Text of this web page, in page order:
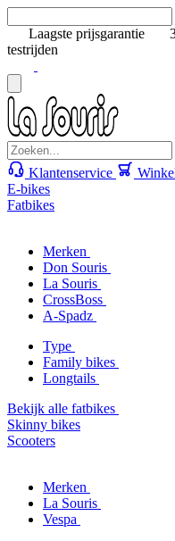
Laagste prijsgarantie
testrijden
Klantenservice
E-bikes
Fatbikes
Merken
Don Souris
La Souris
CrossBoss
A-Spadz
Type
Family bikes
Longtails
Bekijk alle fatbikes
Skinny bikes
Scooters
Merken
La Souris
Vespa